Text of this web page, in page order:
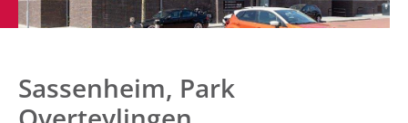
Sassenheim, Park